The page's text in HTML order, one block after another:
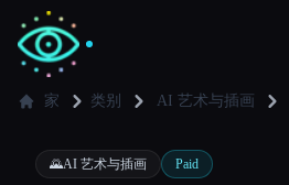
✍️写作者
家 类别 AI 艺术与插画
🌄AI 艺术与插画 Paid